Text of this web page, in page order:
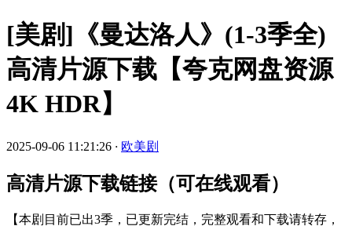
[美剧]《曼达洛人》(1-3季全)
高清片源下载【夸克网盘资源
4K HDR】
2025-09-06 11:21:26 · 欧美剧
高清片源下载链接（可在线观看）
【本剧目前已出3季，已更新完结，完整观看和下载请转存，